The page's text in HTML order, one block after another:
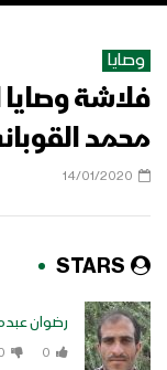
وصايا
فلاشة وصايا
محمد
14/01/2020
STARS
رضوان
0